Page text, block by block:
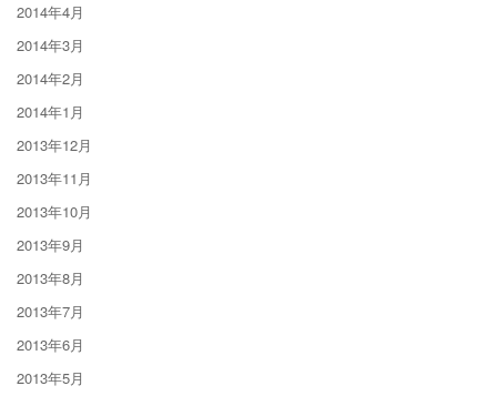
2014年4月
2014年3月
2014年2月
2014年1月
2013年12月
2013年11月
2013年10月
2013年9月
2013年8月
2013年7月
2013年6月
2013年5月